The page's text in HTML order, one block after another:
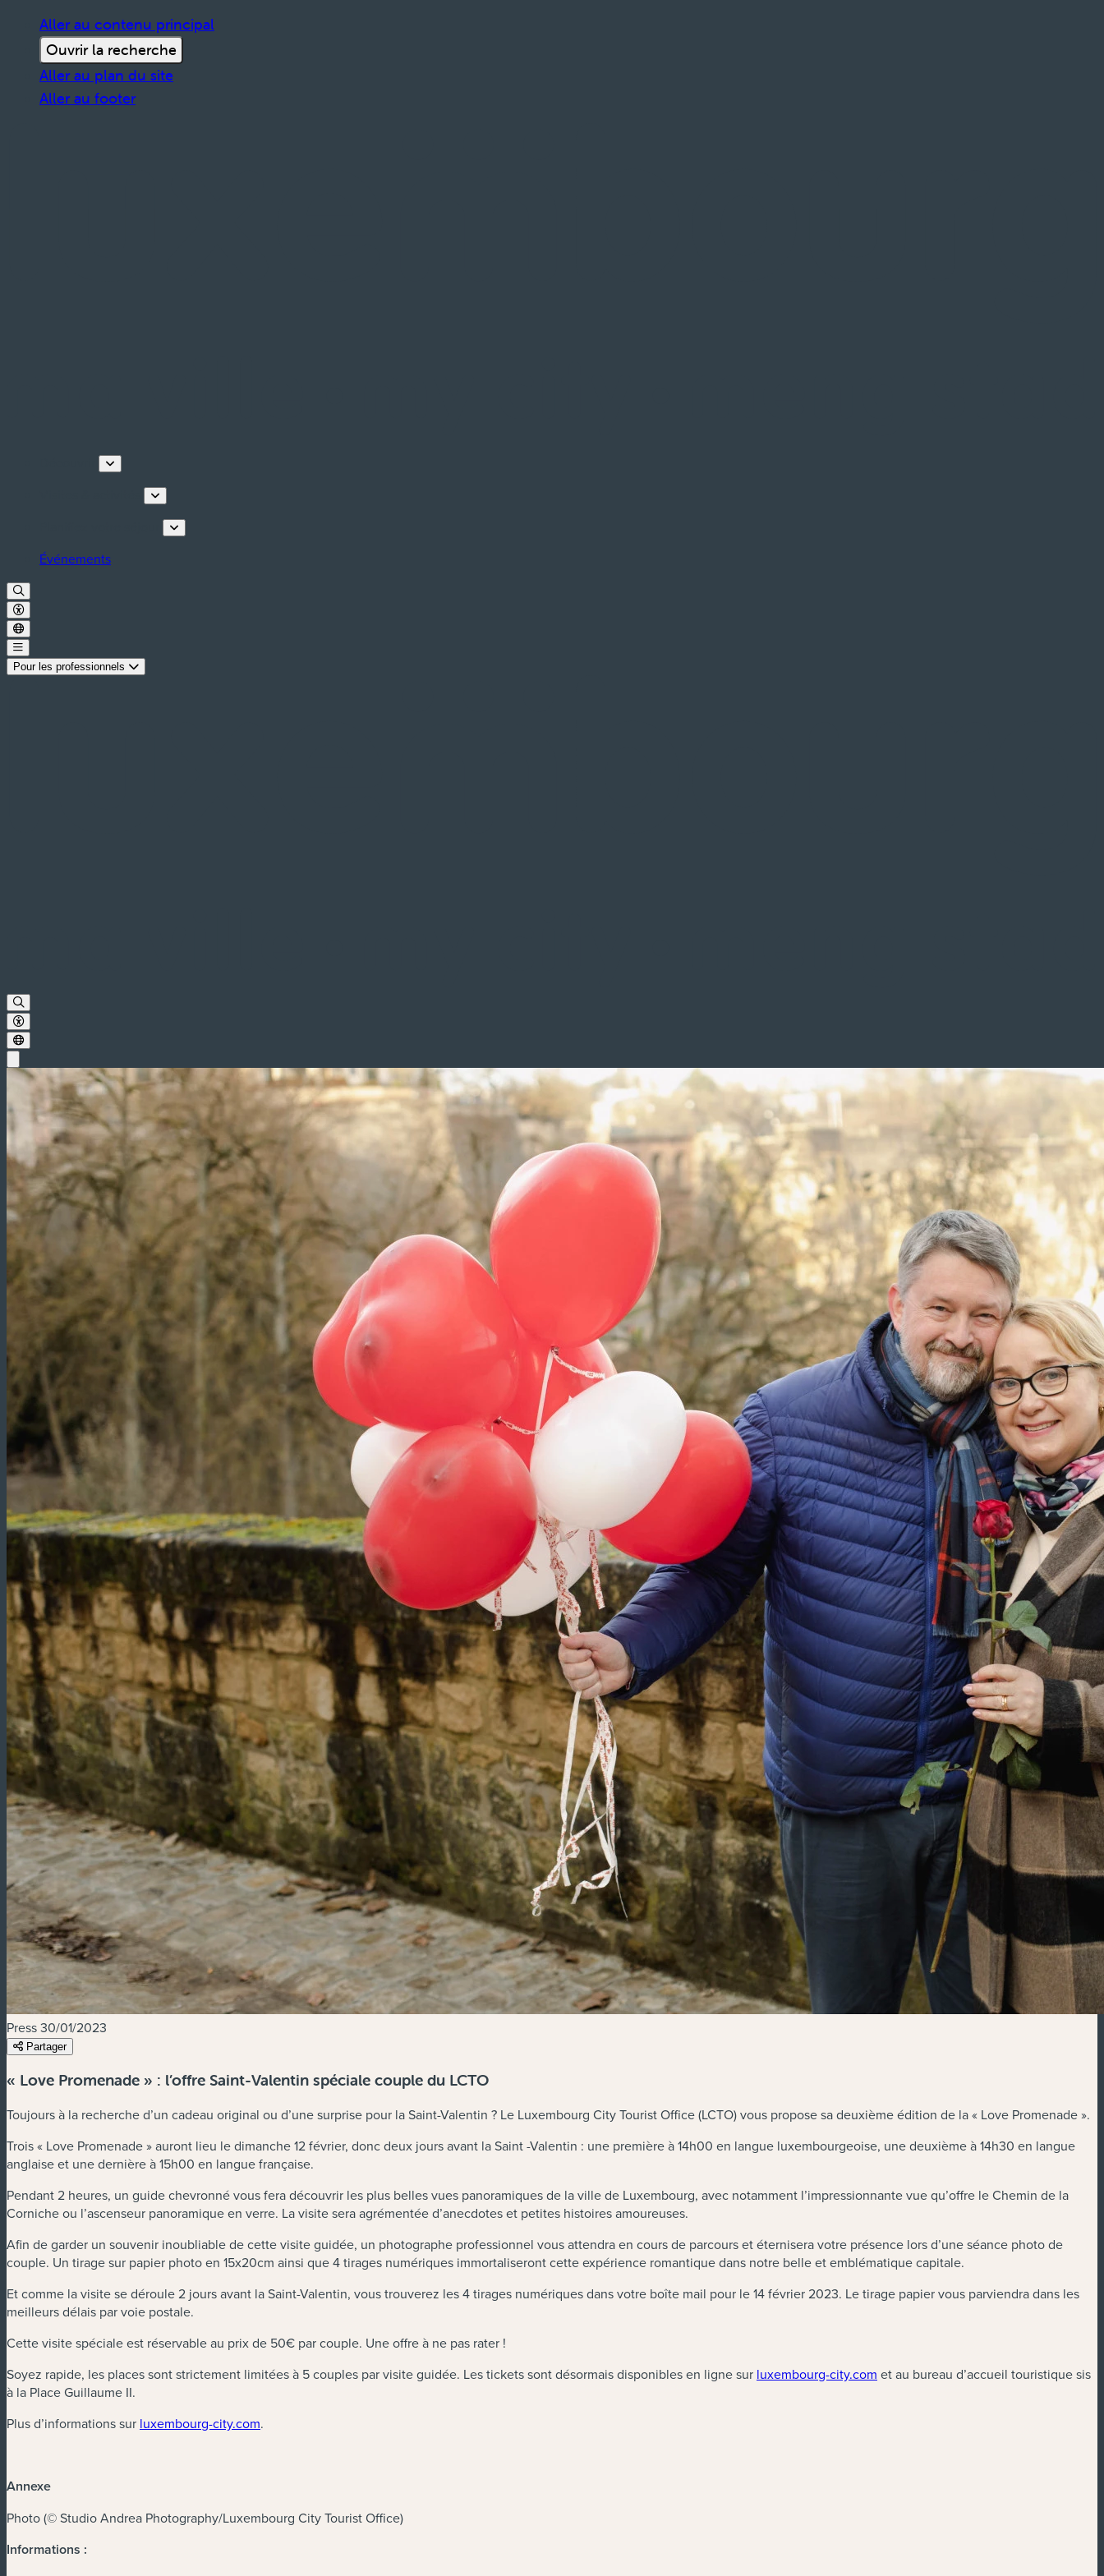
Aller au contenu principal
Ouvrir la recherche
Aller au plan du site
Aller au footer
Événements
Pour les professionnels
Press30/01/2023
Partager
« Love Promenade » : l’offre Saint-Valentin spéciale couple du LCTO
Toujours à la recherche d’un cadeau original ou d’une surprise pour la Saint-Valentin ? Le Luxembourg City Tourist Office (LCTO) vous propose sa deuxième édition de la « Love Promenade ».
Trois « Love Promenade » auront lieu le dimanche 12 février, donc deux jours avant la Saint -Valentin : une première à 14h00 en langue luxembourgeoise, une deuxième à 14h30 en langue
anglaise et une dernière à 15h00 en langue française.
Pendant 2 heures, un guide chevronné vous fera découvrir les plus belles vues panoramiques de la ville de Luxembourg, avec notamment l’impressionnante vue qu’offre le Chemin de la
Corniche ou l’ascenseur panoramique en verre. La visite sera agrémentée d’anecdotes et petites histoires amoureuses.
Afin de garder un souvenir inoubliable de cette visite guidée, un photographe professionnel vous attendra en cours de parcours et éternisera votre présence lors d’une séance photo de
couple. Un tirage sur papier photo en 15x20cm ainsi que 4 tirages numériques immortaliseront cette expérience romantique dans notre belle et emblématique capitale.
Et comme la visite se déroule 2 jours avant la Saint-Valentin, vous trouverez les 4 tirages numériques dans votre boîte mail pour le 14 février 2023. Le tirage papier vous parviendra dans les
meilleurs délais par voie postale.
Cette visite spéciale est réservable au prix de 50€ par couple. Une offre à ne pas rater !
Soyez rapide, les places sont strictement limitées à 5 couples par visite guidée. Les tickets sont désormais disponibles en ligne sur luxembourg-city.com et au bureau d’accueil touristique sis
à la Place Guillaume II.
Plus d’informations sur luxembourg-city.com.
Annexe
Photo (© Studio Andrea Photography/Luxembourg City Tourist Office)
Informations :